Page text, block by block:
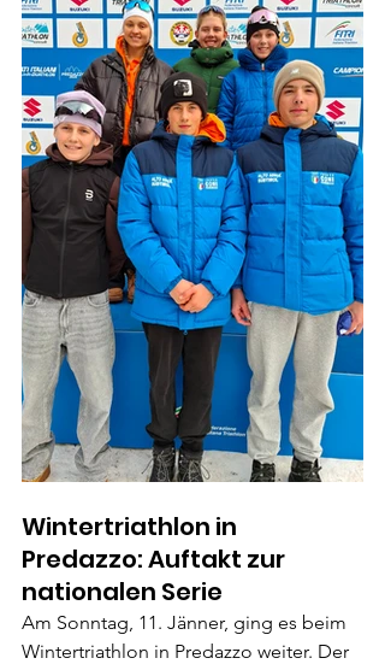
Wintertriathlon in
Predazzo: Auftakt zur
nationalen Serie
Am Sonntag, 11. Jänner, ging es beim
Wintertriathlon in Predazzo weiter. Der